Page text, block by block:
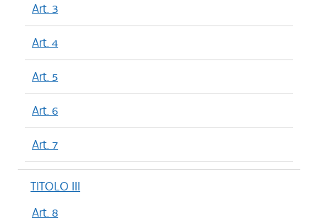
Art. 3
Art. 4
Art. 5
Art. 6
Art. 7
TITOLO III
Art. 8